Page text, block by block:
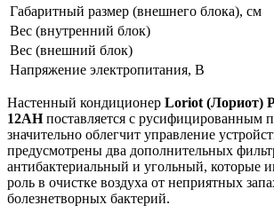
Габаритный размер (внешнего блока), см
Вес (внутренний блок)
Вес (внешний блок)
Напряжение электропитания, В
Настенный кондиционер Loriot (Лориот)
12AHпоставляется с русифицированным
значительно облегчит управление
предусмотрены два дополнительных
антибактериальный и угольный, которые
роль в очистке воздуха от неприятных
болезнетворных бактерий.